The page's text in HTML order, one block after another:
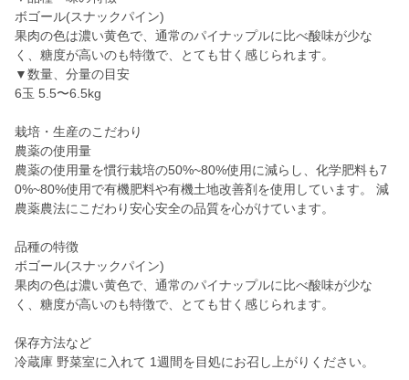
ボゴール(スナックパイン)
果肉の色は濃い黄色で、通常のパイナップルに比べ酸味が少な
く、糖度が高いのも特徴で、とても甘く感じられます。
▼数量、分量の目安
6玉 5.5〜6.5kg
栽培・生産のこだわり
農薬の使用量
農薬の使用量を慣行栽培の50%~80%使用に減らし、化学肥料も7
0%~80%使用で有機肥料や有機土地改善剤を使用しています。 減
農薬農法にこだわり安心安全の品質を心がけています。
品種の特徴
ボゴール(スナックパイン)
果肉の色は濃い黄色で、通常のパイナップルに比べ酸味が少な
く、糖度が高いのも特徴で、とても甘く感じられます。
保存方法など
冷蔵庫 野菜室に入れて 1週間を目処にお召し上がりください。